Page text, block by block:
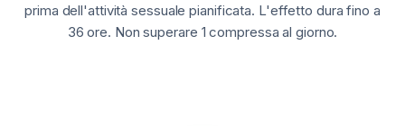
prima dell'attività sessuale pianificata. L'effetto dura fino a
36 ore. Non superare 1 compressa al giorno.